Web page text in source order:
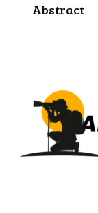
Abstract